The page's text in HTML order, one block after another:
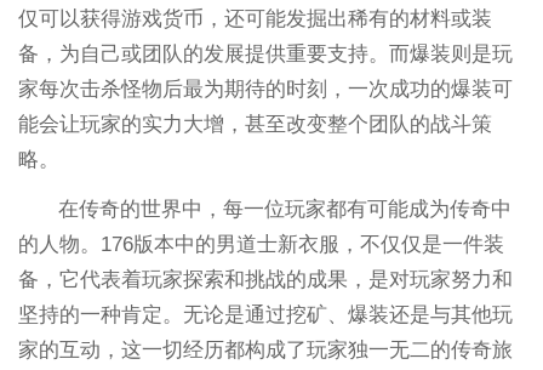
仅可以获得游戏货币，还可能发掘出稀有的材料或装
备，为自己或团队的发展提供重要支持。而爆装则是玩
家每次击杀怪物后最为期待的时刻，一次成功的爆装可
能会让玩家的实力大增，甚至改变整个团队的战斗策
略。
在传奇的世界中，每一位玩家都有可能成为传奇中
的人物。176版本中的男道士新衣服，不仅仅是一件装
备，它代表着玩家探索和挑战的成果，是对玩家努力和
坚持的一种肯定。无论是通过挖矿、爆装还是与其他玩
家的互动，这一切经历都构成了玩家独一无二的传奇旅